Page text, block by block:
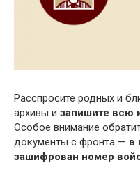
Расспросите родных и
архивы и запишите всю
Особое внимание
документы с фронта — в
зашифрован номер